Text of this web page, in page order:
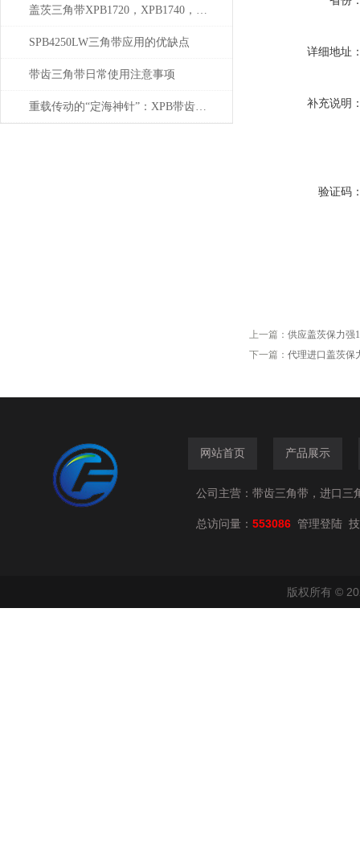
盖茨三角带XPB1720，XPB1740，XPB1800
SPB4250LW三角带应用的优缺点
带齿三角带日常使用注意事项
重载传动的“定海神针”：XPB带齿三角带如何驯服工业巨兽？
详细地址
补充说明
验证码
上一篇： 供应盖茨保力强
下一篇： 代理进口盖茨保
网站首页 产品展示
公司主营：带齿三角带，进口三
总访问量： 553086 管理登陆
版权所有 ©